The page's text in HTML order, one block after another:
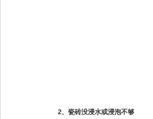
2、瓷砖没浸水或浸泡不够